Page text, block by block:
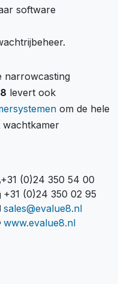
software
narrowcasting
levert ook
om de hele
wachtkamer
+31 (0)24 350 54 00
+31 (0)24 350 02 95
sales@evalue8.nl
www.evalue8.nl